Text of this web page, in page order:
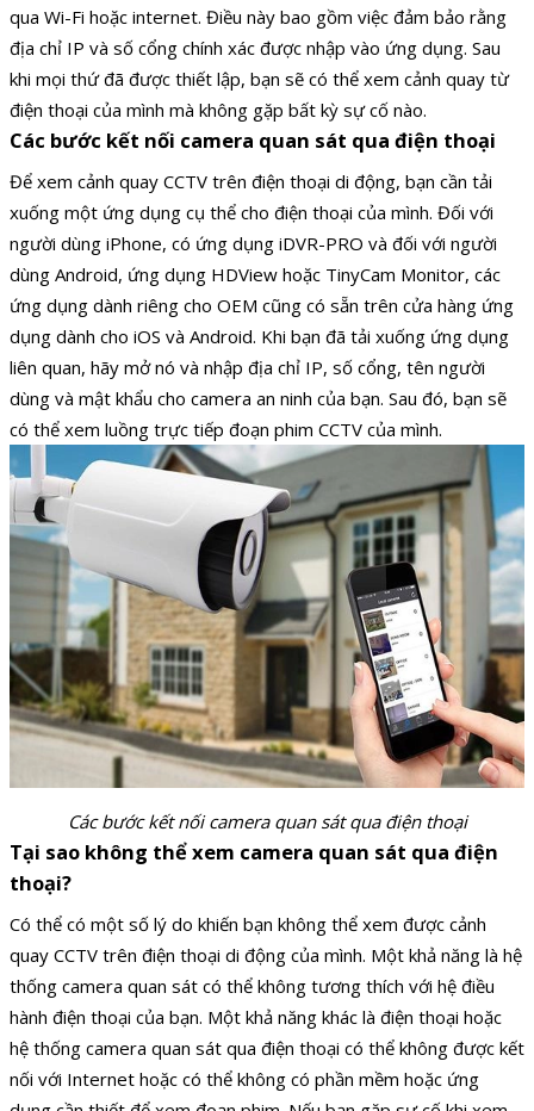
qua Wi-Fi hoặc internet. Điều này bao gồm việc đảm bảo rằng
địa chỉ IP và số cổng chính xác được nhập vào ứng dụng. Sau
khi mọi thứ đã được thiết lập, bạn sẽ có thể xem cảnh quay từ
điện thoại của mình mà không gặp bất kỳ sự cố nào.
Các bước kết nối camera quan sát qua điện thoại
Để xem cảnh quay CCTV trên điện thoại di động, bạn cần tải
xuống một ứng dụng cụ thể cho điện thoại của mình. Đối với
người dùng iPhone, có ứng dụng iDVR-PRO và đối với người
dùng Android, ứng dụng HDView hoặc TinyCam Monitor, các
ứng dụng dành riêng cho OEM cũng có sẵn trên cửa hàng ứng
dụng dành cho iOS và Android. Khi bạn đã tải xuống ứng dụng
liên quan, hãy mở nó và nhập địa chỉ IP, số cổng, tên người
dùng và mật khẩu cho camera an ninh của bạn. Sau đó, bạn sẽ
có thể xem luồng trực tiếp đoạn phim CCTV của mình.
Các bước kết nối camera quan sát qua điện thoại
Tại sao không thể xem camera quan sát qua điện
thoại?
Có thể có một số lý do khiến bạn không thể xem được cảnh
quay CCTV trên điện thoại di động của mình. Một khả năng là hệ
thống camera quan sát có thể không tương thích với hệ điều
hành điện thoại của bạn. Một khả năng khác là điện thoại hoặc
hệ thống camera quan sát qua điện thoại có thể không được kết
nối với Internet hoặc có thể không có phần mềm hoặc ứng